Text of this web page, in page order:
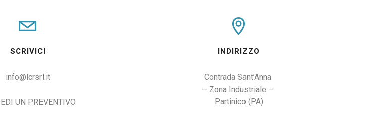
SCRIVICI
info@lcrsrl.it
UN PREVENTIVO
INDIRIZZO
Contrada Sant’Anna
– Zona Industriale –
Partinico (PA)